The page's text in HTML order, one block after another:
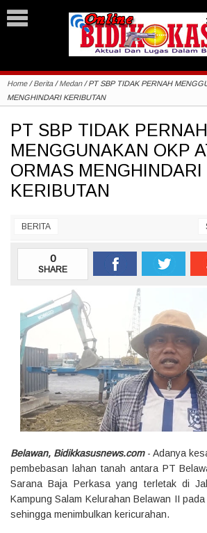
Home/Berita/Medan/PT SBP TIDAK PERNAH
MENGHINDARI KERIBUTAN
PT SBP TIDAK PERNAH
MENGGUNAKAN OKP
ORMAS MENGHINDARI
KERIBUTAN
BERITA
0
SHARE
Belawan, Bidikkasusnews.com- Adanya
pembebasan lahan tanah antara PT
Sarana Baja Perkasa yang terletak di
Kampung Salam Kelurahan Belawan II
sehingga menimbulkan kericurahan.